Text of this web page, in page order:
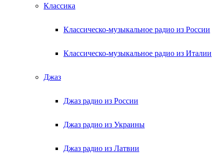
Классика
Классическо-музыкальное радио из России
Классическо-музыкальное радио из Италии
Джаз
Джаз радио из России
Джаз радио из Украины
Джаз радио из Латвии